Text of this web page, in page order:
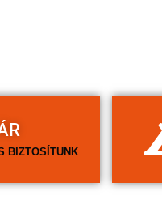
BIZTOSÍTUNK